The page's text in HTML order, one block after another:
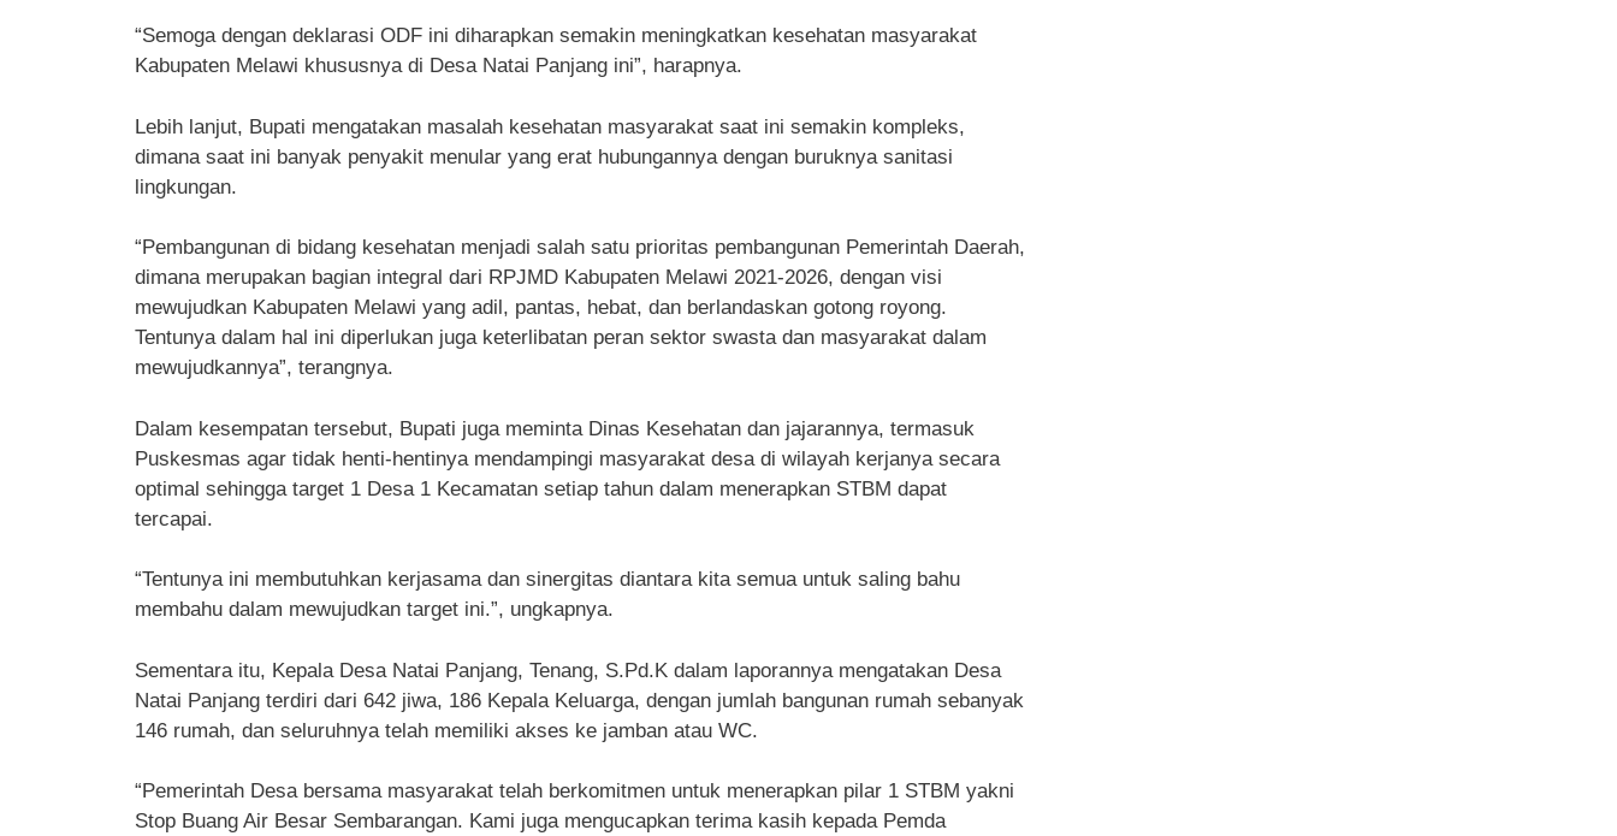
“Semoga dengan deklarasi ODF ini diharapkan semakin meningkatkan kesehatan masyarakat
Kabupaten Melawi khususnya di Desa Natai Panjang ini”, harapnya.
Lebih lanjut, Bupati mengatakan masalah kesehatan masyarakat saat ini semakin kompleks,
dimana saat ini banyak penyakit menular yang erat hubungannya dengan buruknya sanitasi
lingkungan.
“Pembangunan di bidang kesehatan menjadi salah satu prioritas pembangunan Pemerintah Daerah,
dimana merupakan bagian integral dari RPJMD Kabupaten Melawi 2021-2026, dengan visi
mewujudkan Kabupaten Melawi yang adil, pantas, hebat, dan berlandaskan gotong royong.
Tentunya dalam hal ini diperlukan juga keterlibatan peran sektor swasta dan masyarakat dalam
mewujudkannya”, terangnya.
Dalam kesempatan tersebut, Bupati juga meminta Dinas Kesehatan dan jajarannya, termasuk
Puskesmas agar tidak henti-hentinya mendampingi masyarakat desa di wilayah kerjanya secara
optimal sehingga target 1 Desa 1 Kecamatan setiap tahun dalam menerapkan STBM dapat
tercapai.
“Tentunya ini membutuhkan kerjasama dan sinergitas diantara kita semua untuk saling bahu
membahu dalam mewujudkan target ini.”, ungkapnya.
Sementara itu, Kepala Desa Natai Panjang, Tenang, S.Pd.K dalam laporannya mengatakan Desa
Natai Panjang terdiri dari 642 jiwa, 186 Kepala Keluarga, dengan jumlah bangunan rumah sebanyak
146 rumah, dan seluruhnya telah memiliki akses ke jamban atau WC.
“Pemerintah Desa bersama masyarakat telah berkomitmen untuk menerapkan pilar 1 STBM yakni
Stop Buang Air Besar Sembarangan. Kami juga mengucapkan terima kasih kepada Pemda